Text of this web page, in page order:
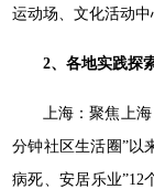
运动场、文化活动中
2、各地实践探
上海：聚焦上海
分钟社区生活圈”以
病死、安居乐业”12